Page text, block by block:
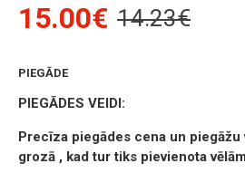
15.00€ 14.23€
PIEGĀDE
PIEGĀDES VEIDI:
Precīza piegādes cena un piegāžu
grozā , kad tur tiks pievienota